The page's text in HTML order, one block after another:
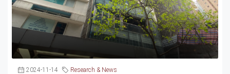
2024-11-14 Research & News